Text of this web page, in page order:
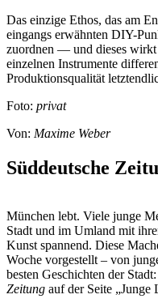
Das einzige Ethos, das am
eingangs erwähnten DIY-
zuordnen — und dieses wirkt
einzelnen Instrumente
Produktionsqualität
Foto: privat
Von: Maxime Weber
Süddeutsche
München lebt. Viele junge
Stadt und im Umland mit
Kunst spannend. Diese
Woche vorgestellt – von
besten Geschichten der
Zeitung auf der Seite „Junge